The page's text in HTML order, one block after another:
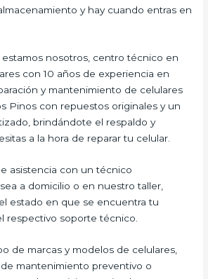
y hay cuando entras en
nosotros, centro técnico en
con 10 años de experiencia en
y mantenimiento de celulares
Pinos con repuestos originales y un
brindándote el respaldo y
a la hora de reparar tu celular.
asistencia con un técnico
a domicilio o en nuestro taller,
estado en que se encuentra tu
respectivo soporte técnico.
de marcas y modelos de celulares,
mantenimiento preventivo o